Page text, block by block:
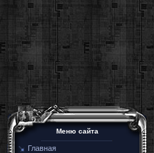
Меню сайта
Главная